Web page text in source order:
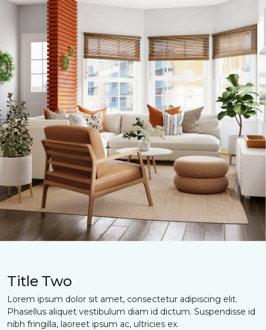
Title Two
Lorem ipsum dolor sit amet, consectetur adipiscing elit.
Phasellus aliquet vestibulum diam id dictum. Suspendisse id
nibh fringilla, laoreet ipsum ac, ultricies ex.